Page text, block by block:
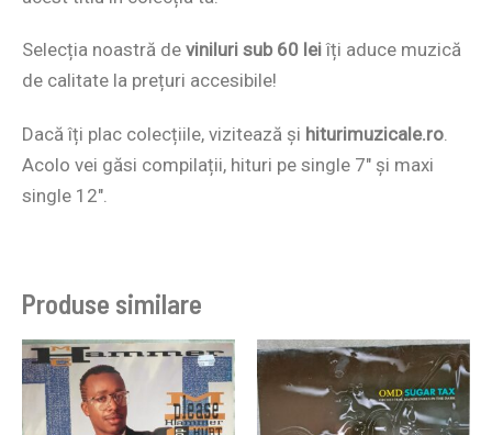
Selecția noastră de viniluri sub 60 leiîți aduce muzică
de calitate la prețuri accesibile!
Dacă îți plac colecțiile, vizitează și hiturimuzicale.ro
Acolo vei găsi compilații, hituri pe single 7″ și maxi
single 12″.
Produse similare